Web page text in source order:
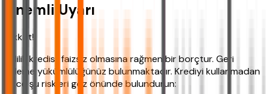
Önemli Uyarı
Dikkat!
Evlilik kredisi, faizsiz olmasına rağmen bir borçtur. Geri
ödeme yükümlülüğünüz bulunmaktadır. Krediyi kullanmadan
önce şu riskleri göz önünde bulundurun: